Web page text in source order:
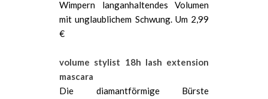
Wimpern langanhaltendes Volumen
mit unglaublichem Schwung. Um 2,99
€
volume stylist 18h lash extension
mascara
Die diamantförmige Bürste